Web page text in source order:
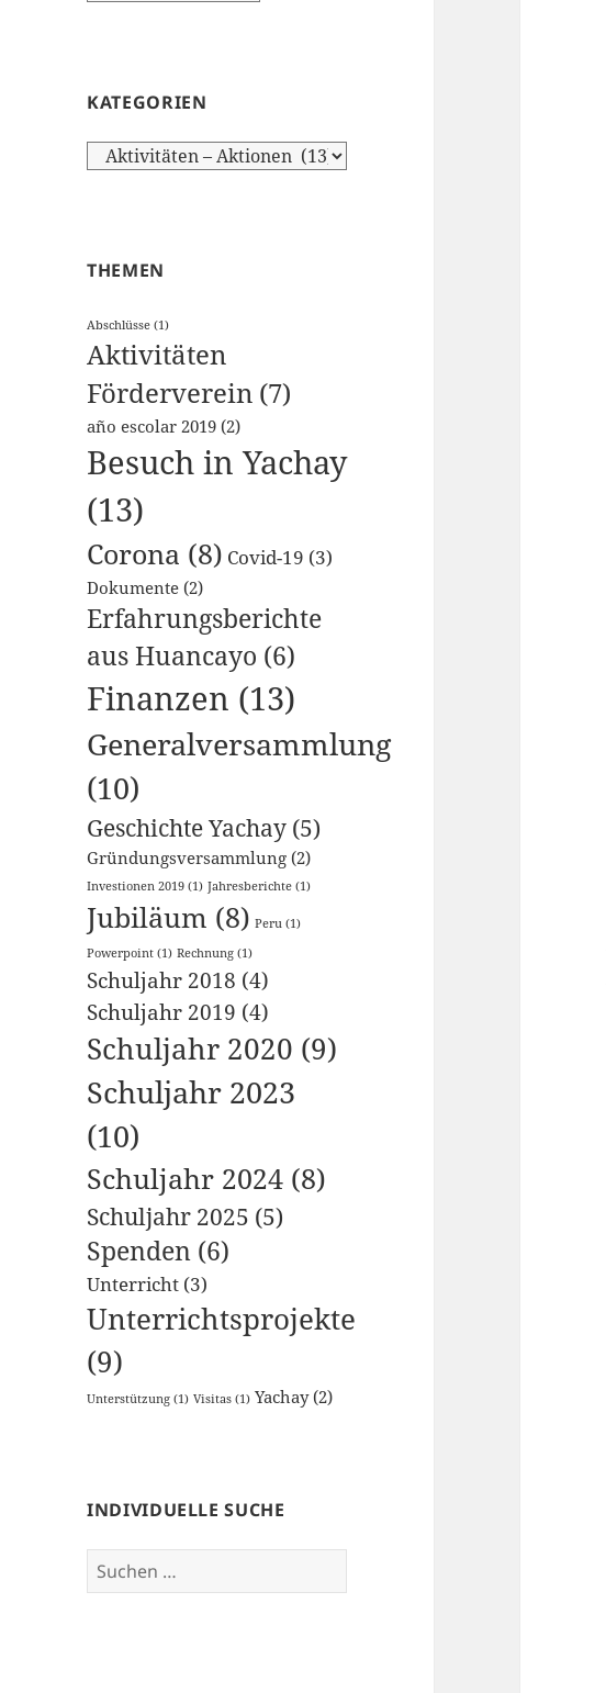
KATEGORIEN
Kategorien
THEMEN
Abschlüsse (1)
Aktivitäten
Förderverein (7)
año escolar 2019 (2)
Besuch in Yachay
(13)
Corona (8) Covid-19 (3)
Dokumente (2)
Erfahrungsberichte
aus Huancayo (6)
Finanzen (13)
Generalversammlung
(10)
Geschichte Yachay (5)
Gründungsversammlung (2)
Investionen 2019 (1) Jahresberichte (1)
Jubiläum (8) Peru (1)
Powerpoint (1) Rechnung (1)
Schuljahr 2018 (4)
Schuljahr 2019 (4)
Schuljahr 2020 (9)
Schuljahr 2023
(10)
Schuljahr 2024 (8)
Schuljahr 2025 (5)
Spenden (6)
Unterricht (3)
Unterrichtsprojekte
(9)
Unterstützung (1) Visitas (1) Yachay(2)
INDIVIDUELLE SUCHE
Suche
nach: